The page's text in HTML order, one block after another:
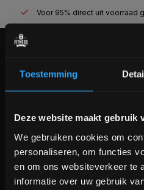
Toestemming
Deze website maakt gebruik
We gebruiken cookies om
personaliseren, om functies
en om ons websiteverkeer te
informatie over uw gebruik
Voor 95% direct uit voorraad
Veelgestelde vragen
+31 (0)24 645 1309
Bam! 5% korting
Schrijf je in voor onze
blijven over onze nieuwe
interessante info. Ontvang 5%